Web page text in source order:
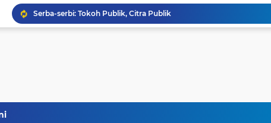
Serba-serbi: Tokoh Publik, Citra Publik